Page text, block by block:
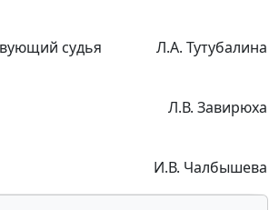
судья Л.А. Тутубалина
Л.В. Завирюха
И.В. Чалбышева